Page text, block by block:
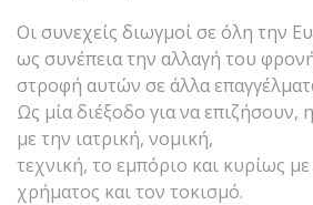
Οι συνεχείς διωγμοί σε όλη την
ως συνέπεια την αλλαγή του
στροφή αυτών σε άλλα
Ως μία διέξοδο για να επιζήσουν,
με την ιατρική, νομική,
τεχνική, το εμπόριο και κυρίως
χρήματος και τον τοκισμό.